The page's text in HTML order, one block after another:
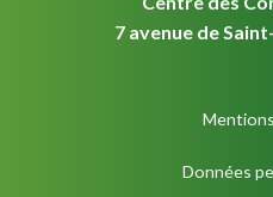
7 avenue de
Données